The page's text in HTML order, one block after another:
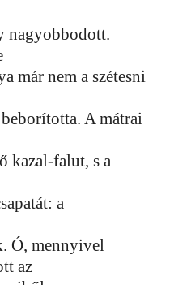
nagyobbodott.
már nem a szétesni
A mátrai
kazal-falut, s a
a
Ó, mennyivel
az